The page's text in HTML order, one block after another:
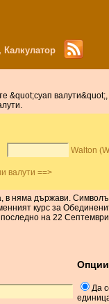
&quot;суап
Walton
валути ==>
няма държави.
курс за
на 22
Опции
Да